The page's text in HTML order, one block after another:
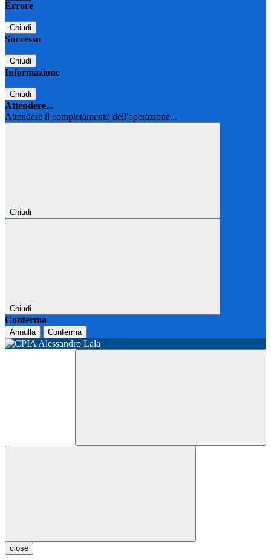
Errore
Chiudi
Successo
Chiudi
Informazione
Chiudi
Attendere...
Attendere il completamento dell'operazione...
Chiudi
Chiudi
Conferma
Annulla Conferma
close